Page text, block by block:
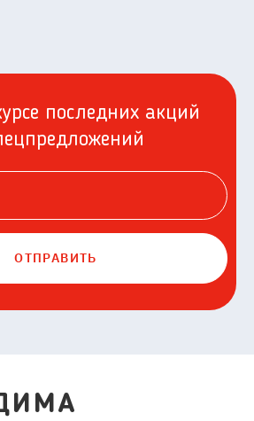
последних акций
ОТПРАВИТЬ